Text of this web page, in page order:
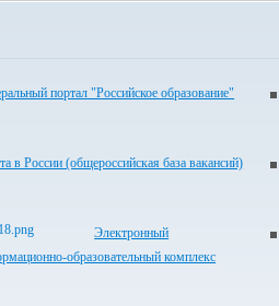
портал "Российское образование"
в России (общероссийская база вакансий)
Электронный
образовательный комплекс